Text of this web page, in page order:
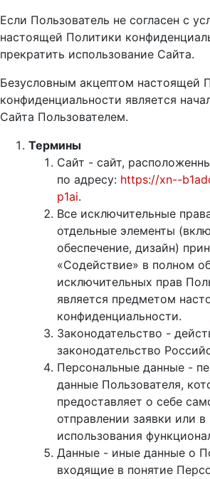
Если Пользователь не согласен с
настоящей Политики
прекратить использование Сайта.
Безусловным акцептом настоящей
конфиденциальности является
Сайта Пользователем.
Термины
Сайт - сайт,
по адресу: https://xn--
p1ai.
Все исключительные
отдельные элементы
обеспечение, дизайн)
«Содействие» в полном
исключительных прав
является предметом
конфиденциальности.
Законодательство -
законодательство
Персональные данные -
данные Пользователя,
предоставляет о себе
отправлении заявки или в
использования
Данные - иные данные о
входящие в понятие